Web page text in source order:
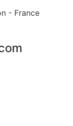
- France